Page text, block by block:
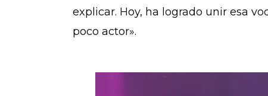
explicar. Hoy, ha logrado unir esa
poco actor».